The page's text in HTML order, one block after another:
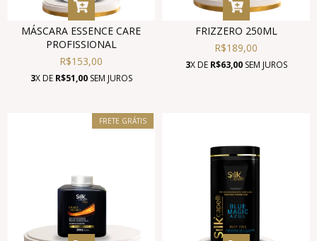
MÁSCARA ESSENCE CARE
PROFISSIONAL
R$153,00
3X DE R$51,00SEM JUROS
FRIZZERO 250ML
R$189,00
3X DE R$63,00SEM JUROS
FRETE GRÁTIS